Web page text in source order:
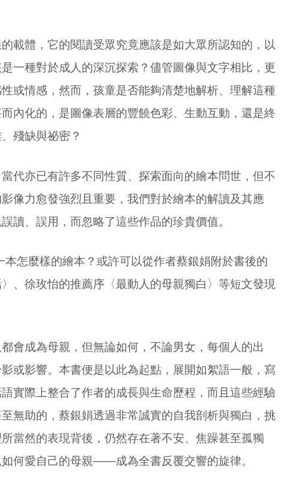
載體，它的閱讀受眾究竟應該是如大眾所認知的，以
一種對於成人的深沉探索？儘管圖像與文字相比，更
或情感，然而，孩童是否能夠清楚地解析、理解這種
內化的，是圖像表層的豐饒色彩、生動互動，還是終
殘缺與祕密？
代亦已有許多不同性質、探索面向的繪本問世，但不
像力愈發強烈且重要，我們對於繪本的解讀及其應
讀、誤用，而忽略了這些作品的珍貴價值。
怎麼樣的繪本？或許可以從作者蔡銀娟附於書後的
、徐玫怡的推薦序〈最動人的母親獨白〉等短文發現
會成為母親，但無論如何，不論男女，每個人的出
或影響。本書便是以此為起點，展開如絮語一般，寫
實際上整合了作者的成長與生命歷程，而且這些經驗
無助的，蔡銀娟透過非常誠實的自我剖析與獨白，挑
當然的表現背後，仍然存在著不安、焦躁甚至孤獨
何愛自己的母親——成為全書反覆交響的旋律。